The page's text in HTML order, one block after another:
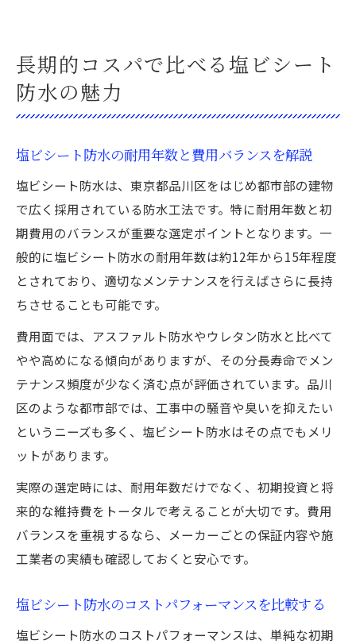
長期的コスパで比べる塩ビシート
防水の魅力
塩ビシート防水の耐用年数と費用バランスを解説
塩ビシート防水は、東京都品川区をはじめ都市部の建物
で広く採用されている防水工法です。特に耐用年数と初
期費用のバランスが重要な選定ポイントとなります。一
般的に塩ビシート防水の耐用年数は約12年から15年程度
とされており、適切なメンテナンスを行えばさらに長持
ちさせることも可能です。
費用面では、アスファルト防水やウレタン防水と比べて
やや高めになる傾向がありますが、その分長寿命でメン
テナンス頻度が少なく済む点が評価されています。品川
区のような都市部では、工事中の騒音や臭いを抑えたい
というニーズも多く、塩ビシート防水はその点でもメリ
ットがあります。
実際の選定時には、耐用年数だけでなく、初期投資と将
来的な維持費をトータルで考えることが大切です。費用
バランスを重視するなら、メーカーごとの保証内容や施
工業者の実績も確認しておくと安心です。
塩ビシート防水のコストパフォーマンスを比較する
塩ビシート防水のコストパフォーマンスは、単純な初期